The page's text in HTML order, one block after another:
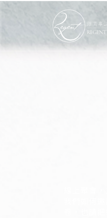
content
線上聚會
我們如何
卷，也請